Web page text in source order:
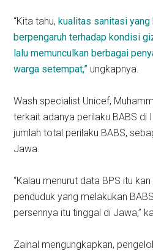
“Kita tahu,kualitas sanitasi yang
berpengaruh terhadap kondisi
lalu memunculkan berbagai
warga setempat,” ungkapnya.
Wash specialist Unicef,
terkait adanya perilaku BABS di
jumlah total perilaku BABS,
Jawa.
“Kalau menurut data BPS itu
penduduk yang melakukan
persennya itu tinggal di Jawa,”
Zainal mengungkapkan,